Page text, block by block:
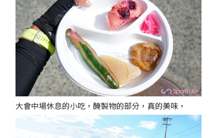
大會中場休息的小吃，醃製物的部分，真的美味，